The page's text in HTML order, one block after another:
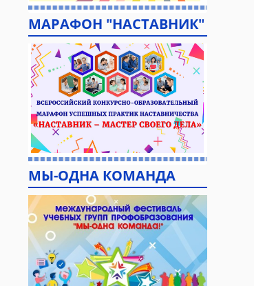
МАРАФОН "НАСТАВНИК"
МЫ-ОДНА КОМАНДА